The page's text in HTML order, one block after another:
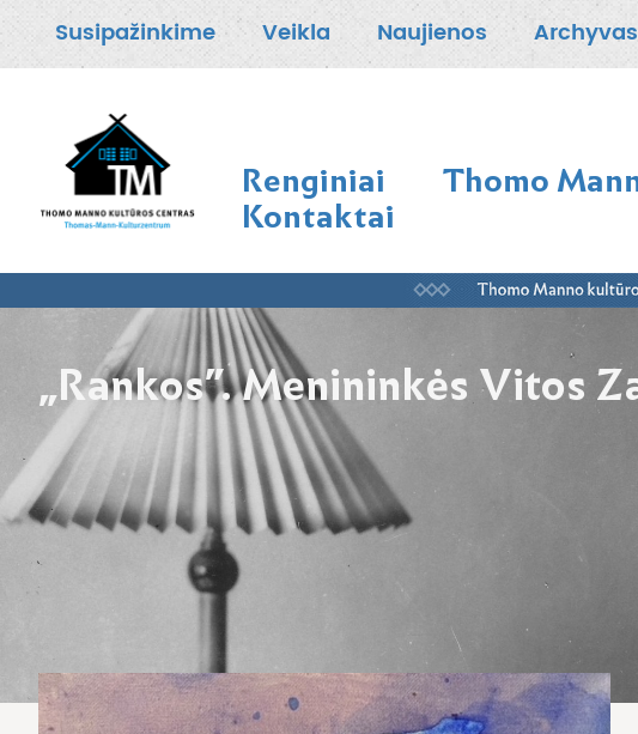
Susipažinkime Veikla Naujienos Archyvas
Renginiai Thomo
Kontaktai
„Rankos”. Menininkės Vitos